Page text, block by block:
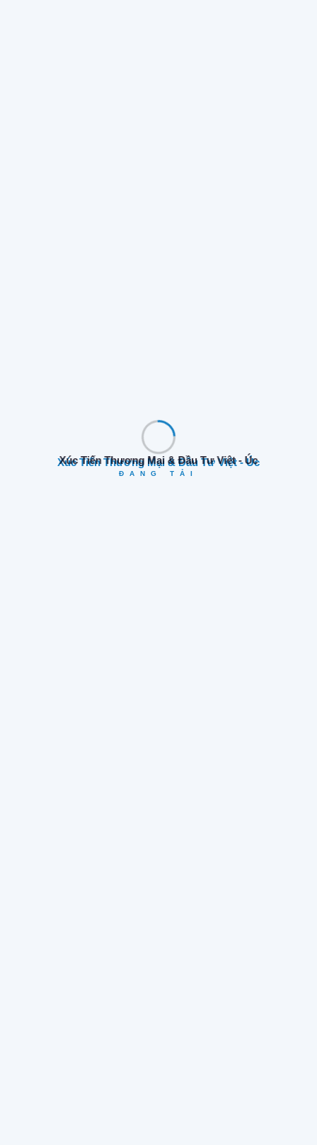
Xúc Tiến Thương Mại & Đầu Tư Việt - Úc
ĐANG TẢI